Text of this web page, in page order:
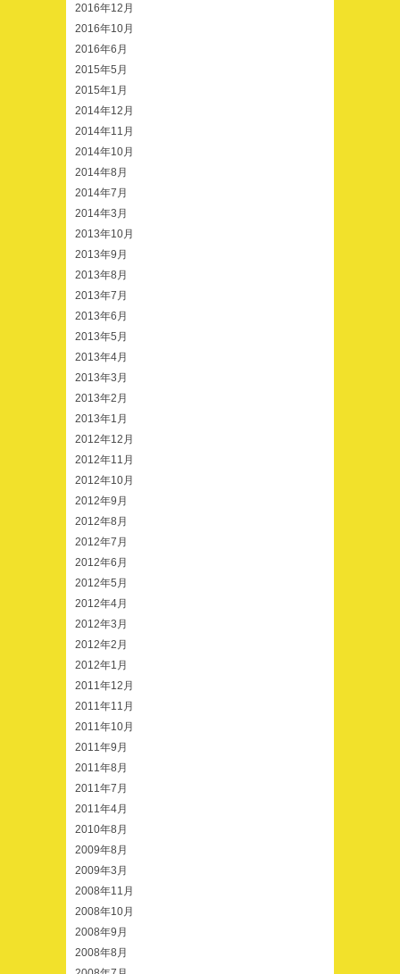
2016年12月
2016年10月
2016年6月
2015年5月
2015年1月
2014年12月
2014年11月
2014年10月
2014年8月
2014年7月
2014年3月
2013年10月
2013年9月
2013年8月
2013年7月
2013年6月
2013年5月
2013年4月
2013年3月
2013年2月
2013年1月
2012年12月
2012年11月
2012年10月
2012年9月
2012年8月
2012年7月
2012年6月
2012年5月
2012年4月
2012年3月
2012年2月
2012年1月
2011年12月
2011年11月
2011年10月
2011年9月
2011年8月
2011年7月
2011年4月
2010年8月
2009年8月
2009年3月
2008年11月
2008年10月
2008年9月
2008年8月